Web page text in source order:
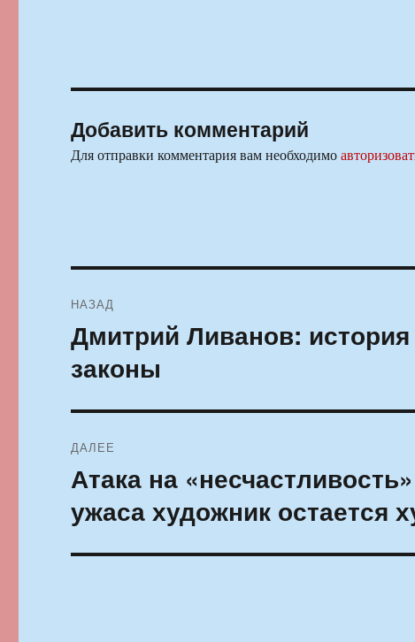
Добавить комментарий
Для отправки комментария вам необходимо
по
записям
НАЗАД
Предыдущая
запись:
Дмитрий Ливанов:
законы
ДАЛЕЕ
Следующая
Атака на
ужаса художник остается